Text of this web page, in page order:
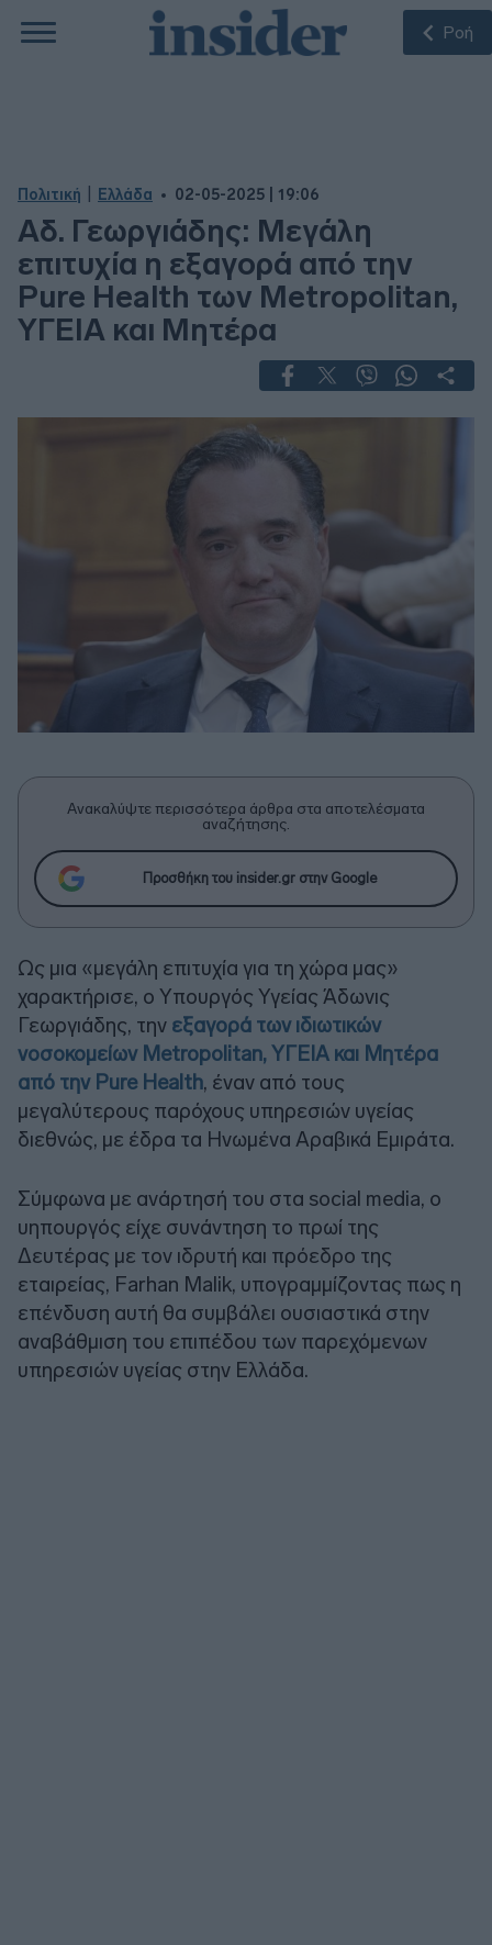
Ροή
Πολιτική Ελλάδα 02-05-2025 | 19:06
Αδ. Γεωργιάδης: Μεγάλη
επιτυχία η εξαγορά από την
Pure Health των Metropolitan,
ΥΓΕΙΑ και Μητέρα
Ανακαλύψτε περισσότερα άρθρα στα αποτελέσματα
αναζήτησης.
Προσθήκη του insider.gr στην Google
Ως μια «μεγάλη επιτυχία για τη χώρα μας»
χαρακτήρισε, ο Υπουργός Υγείας Άδωνις
Γεωργιάδης, την εξαγορά των ιδιωτικών
νοσοκομείων Metropolitan, ΥΓΕΙΑ και Μητέρα
από την Pure Health, έναν από τους
μεγαλύτερους παρόχους υπηρεσιών υγείας
διεθνώς, με έδρα τα Ηνωμένα Αραβικά Εμιράτα.
Σύμφωνα με ανάρτησή του στα social media, ο
υηπουργός είχε συνάντηση το πρωί της
Δευτέρας με τον ιδρυτή και πρόεδρο της
εταιρείας, Farhan Malik, υπογραμμίζοντας πως η
επένδυση αυτή θα συμβάλει ουσιαστικά στην
αναβάθμιση του επιπέδου των παρεχόμενων
υπηρεσιών υγείας στην Ελλάδα.